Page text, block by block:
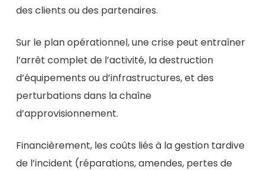
des clients ou des partenaires.
Sur le plan opérationnel, une crise peut entraîner
l’arrêt complet de l’activité, la destruction
d’équipements ou d’infrastructures, et des
perturbations dans la chaîne
d’approvisionnement.
Financièrement, les coûts liés à la gestion tardive
de l’incident (réparations, amendes, pertes de